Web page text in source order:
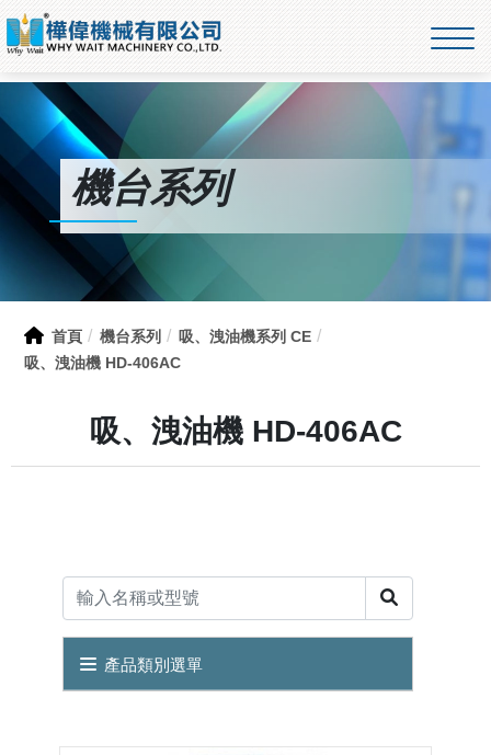
機台系列
首頁 機台系列
吸、洩油機系列 CE
吸、洩油機 HD-406AC
吸、洩油機 HD-406AC
產品類別選單